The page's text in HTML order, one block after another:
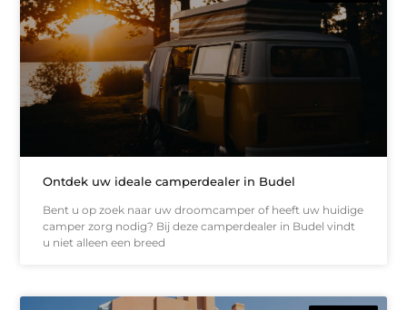
Ontdek uw ideale camperdealer in Budel
Bent u op zoek naar uw droomcamper of heeft uw huidige
camper zorg nodig? Bij deze camperdealer in Budel vindt
u niet alleen een breed